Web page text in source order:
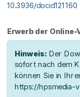
10.3936/docid121160
Erwerb der Online-
Hinweis: Der
sofort nach dem
können Sie in
https://hpsmedia-